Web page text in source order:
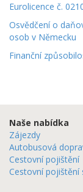
Eurolicence č.
Osvědčení o
osob v Německu
Finanční
Naše nabídka
Zájezdy
Autobusová
Cestovní pojištění
Cestovní pojištění